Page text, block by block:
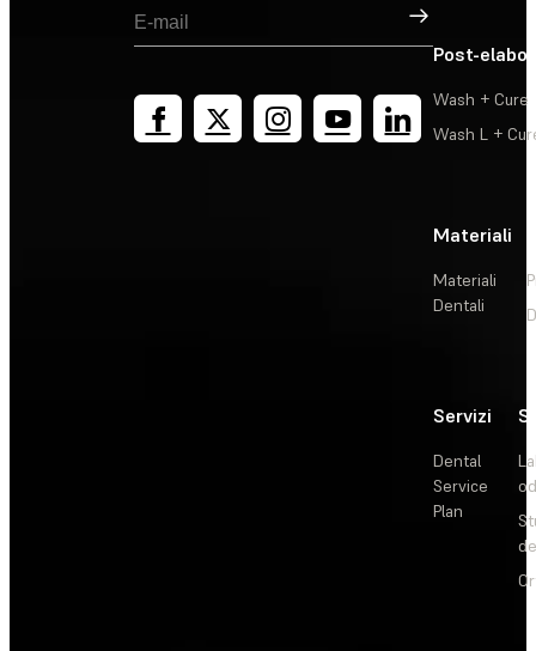
Registrati
Post-
Wash + Cure
Wash L +
Materiali
Materiali
Dentali
Servizi
Dental
Service
Plan